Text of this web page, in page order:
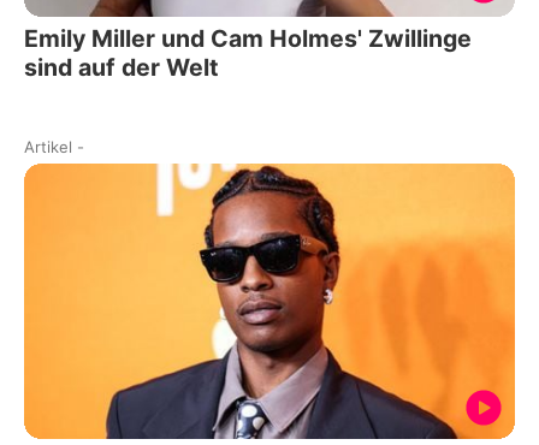
Emily Miller und Cam Holmes' Zwillinge
sind auf der Welt
Artikel -